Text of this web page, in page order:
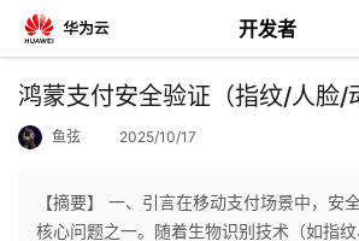
开发者
返
鸿蒙支付安全验证（指纹/人脸/
鱼弦 2025/10/17
【摘要】 一、引言在移动支付场景中，安
核心问题之一。随着生物识别技术（如指